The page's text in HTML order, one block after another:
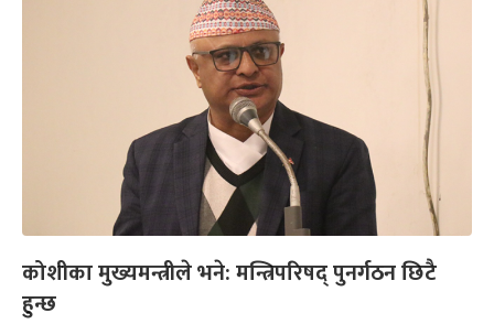
‍कोशीका मुख्यमन्त्रीले भने: मन्त्रिपरिषद् पुनर्गठन छिटै
हुन्छ